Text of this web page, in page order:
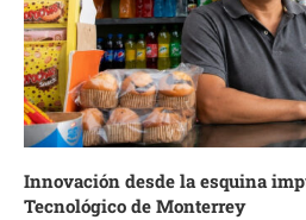
Innovación desde la esquina
Tecnológico de Monterrey